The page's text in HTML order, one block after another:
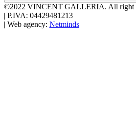
©2022 VINCENT GALLERIA. All right
P.IVA: 04429481213
Web agency: Netminds